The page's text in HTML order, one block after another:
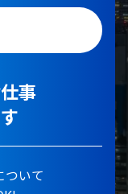
事
ついて